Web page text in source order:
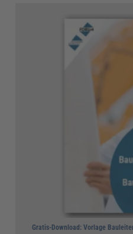
Gratis-Download: Vorlage